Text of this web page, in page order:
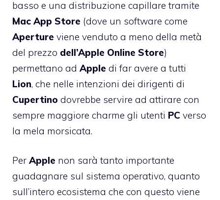
basso e una distribuzione capillare tramite
Mac App Store (dove un software come
Aperture viene venduto a meno della metà
del prezzo dell’Apple Online Store)
permettano ad Apple di far avere a tutti
Lion, che nelle intenzioni dei dirigenti di
Cupertino dovrebbe servire ad attirare con
sempre maggiore charme gli utenti PC verso
la mela morsicata.
Per Apple non sarà tanto importante
guadagnare sul sistema operativo, quanto
sull’intero ecosistema che con questo viene